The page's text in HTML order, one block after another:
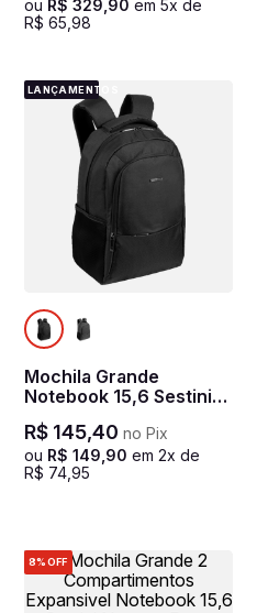
ou R$ 329 90 em 5x de
R$ 65 98
LANÇAMENTOS
Mochila Grande
Notebook 15,6 Sestini
City II - Preto
R$ 145,40 no Pix
ou R$ 149 90 em 2x de
R$ 74 95
8%OFF